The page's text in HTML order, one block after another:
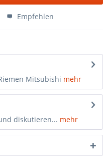
Empfehlen
Mitsubishi mehr
diskutieren... mehr